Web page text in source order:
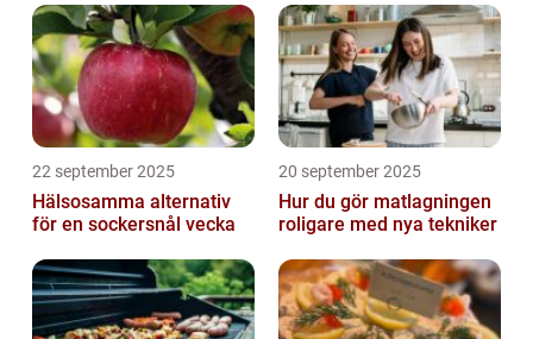
22 september 2025
Hälsosamma alternativ
för en sockersnål vecka
20 september 2025
Hur du gör matlagningen
roligare med nya tekniker